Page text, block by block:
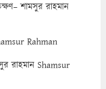
শামসুর রাহমান
Rahman
রাহমান Shamsur